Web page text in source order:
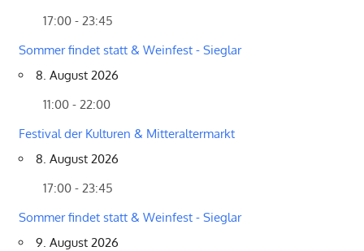
17:00 - 23:45
Sommer findet statt & Weinfest - Sieglar
8. August 2026
11:00 - 22:00
Festival der Kulturen & Mitteraltermarkt
8. August 2026
17:00 - 23:45
Sommer findet statt & Weinfest - Sieglar
9. August 2026